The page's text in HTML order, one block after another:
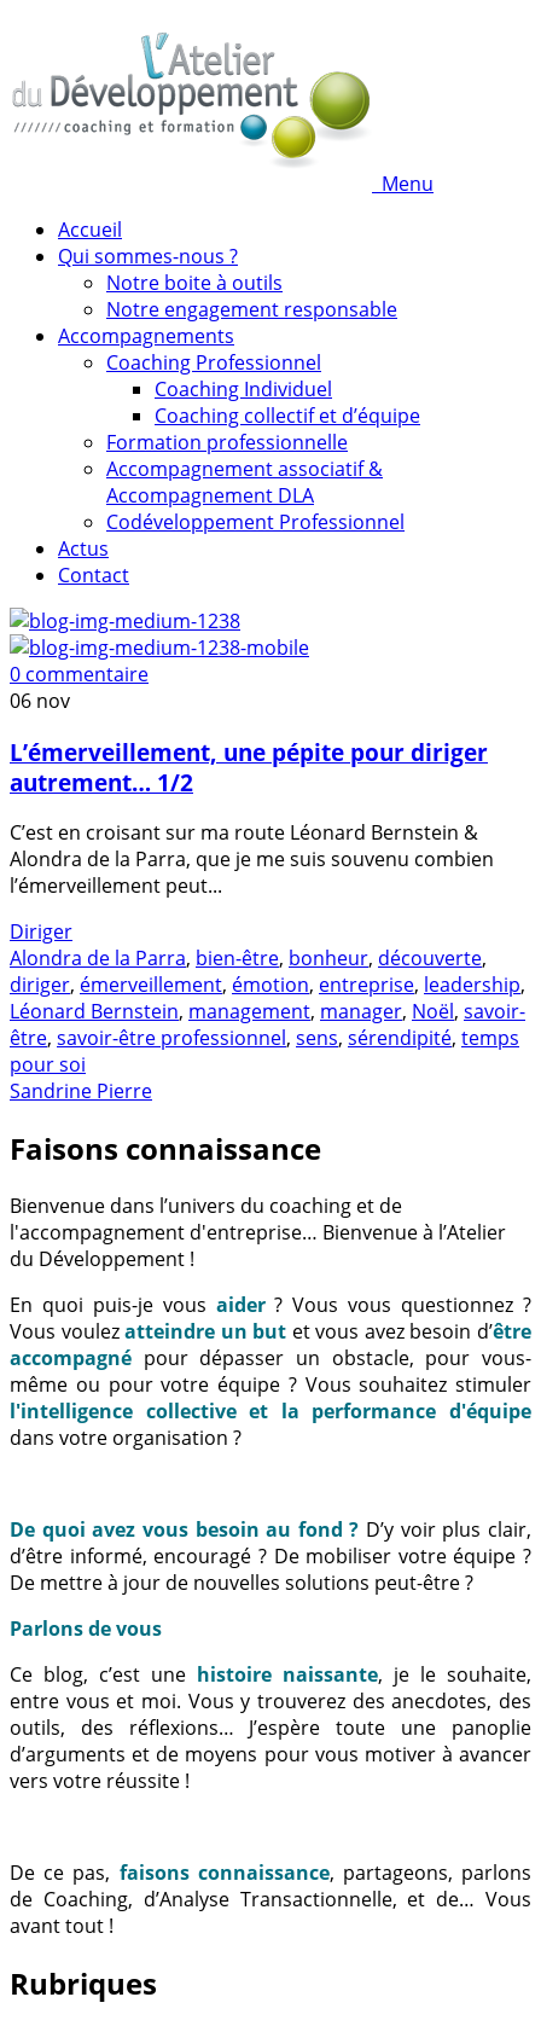
Menu
Accueil
Qui sommes-nous ?
Notre boite à outils
Notre engagement responsable
Accompagnements
Coaching Professionnel
Coaching Individuel
Coaching collectif et d’équipe
Formation professionnelle
Accompagnement associatif &
Accompagnement DLA
Codéveloppement Professionnel
Actus
Contact
0 commentaire
06 nov
L’émerveillement, une pépite pour diriger
autrement… 1/2
C’est en croisant sur ma route Léonard Bernstein &
Alondra de la Parra, que je me suis souvenu combien
l’émerveillement peut...
Diriger
Alondra de la Parra, bien-être, bonheur, découverte,
diriger, émerveillement, émotion, entreprise, leadership,
Léonard Bernstein, management, manager, Noël, savoir-
être, savoir-être professionnel, sens, sérendipité, temps
pour soi
Sandrine Pierre
Faisons connaissance
Bienvenue dans l’univers du coaching et de
l'accompagnement d'entreprise… Bienvenue à l’Atelier
du Développement !
En quoi puis-je vous aider? Vous vous questionnez ?
Vous voulezatteindre un but et vous avez besoin d’être
accompagné pour dépasser un obstacle, pour vous-
même ou pour votre équipe ? Vous souhaitez stimuler
l'intelligence collective et la performance d'équipe
dans votre organisation ?
De quoi avez vous besoin au fond ? D’y voir plus clair,
d’être informé, encouragé ? De mobiliser votre équipe ?
De mettre à jour de nouvelles solutions peut-être ?
Parlons de vous
Ce blog, c’est une histoire naissante, je le souhaite,
entre vous et moi. Vous y trouverez des anecdotes, des
outils, des réflexions… J’espère toute une panoplie
d’arguments et de moyens pour vous motiver à avancer
vers votre réussite !
De ce pas, faisons connaissance, partageons, parlons
de Coaching, d’Analyse Transactionnelle, et de… Vous
avant tout !
Rubriques